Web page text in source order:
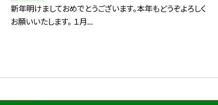
新年明けましておめでとうございます。本年もどうぞよろしく
お願いいたします。 １月...